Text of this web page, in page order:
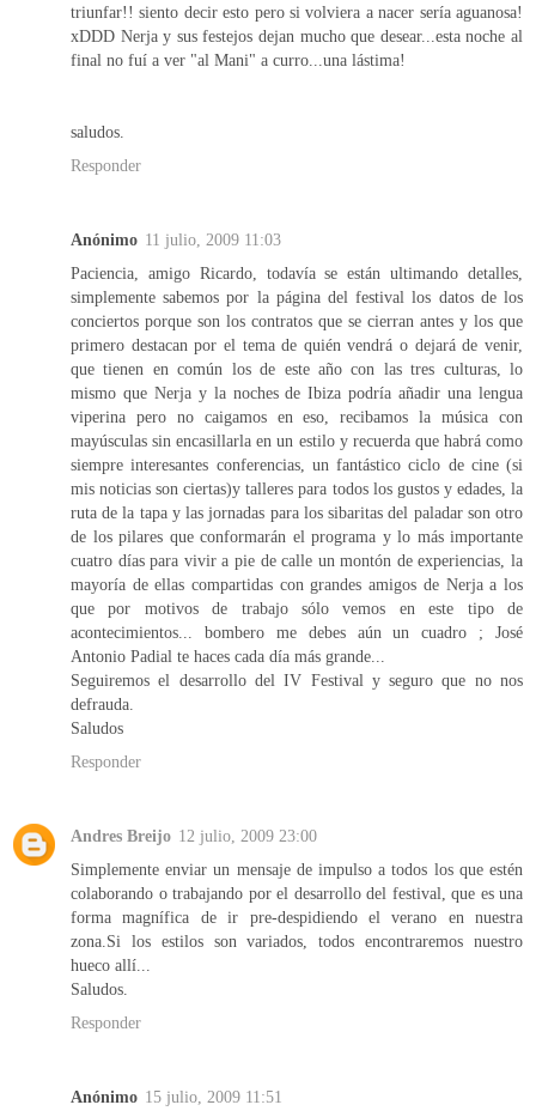
triunfar!! siento decir esto pero si volviera a nacer sería aguanosa!
xDDD Nerja y sus festejos dejan mucho que desear...esta noche al
final no fuí a ver "al Mani" a curro...una lástima!
saludos.
Responder
Anónimo 11 julio, 2009 11:03
Paciencia, amigo Ricardo, todavía se están ultimando detalles,
simplemente sabemos por la página del festival los datos de los
conciertos porque son los contratos que se cierran antes y los que
primero destacan por el tema de quién vendrá o dejará de venir,
que tienen en común los de este año con las tres culturas, lo
mismo que Nerja y la noches de Ibiza podría añadir una lengua
viperina pero no caigamos en eso, recibamos la música con
mayúsculas sin encasillarla en un estilo y recuerda que habrá como
siempre interesantes conferencias, un fantástico ciclo de cine (si
mis noticias son ciertas)y talleres para todos los gustos y edades, la
ruta de la tapa y las jornadas para los sibaritas del paladar son otro
de los pilares que conformarán el programa y lo más importante
cuatro días para vivir a pie de calle un montón de experiencias, la
mayoría de ellas compartidas con grandes amigos de Nerja a los
que por motivos de trabajo sólo vemos en este tipo de
acontecimientos... bombero me debes aún un cuadro ; José
Antonio Padial te haces cada día más grande...
Seguiremos el desarrollo del IV Festival y seguro que no nos
defrauda.
Saludos
Responder
Andres Breijo 12 julio, 2009 23:00
Simplemente enviar un mensaje de impulso a todos los que estén
colaborando o trabajando por el desarrollo del festival, que es una
forma magnífica de ir pre-despidiendo el verano en nuestra
zona.Si los estilos son variados, todos encontraremos nuestro
hueco allí...
Saludos.
Responder
Anónimo 15 julio, 2009 11:51